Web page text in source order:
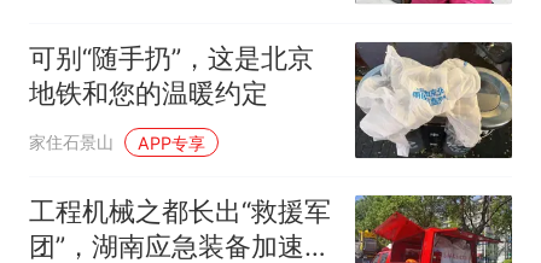
可别“随手扔”，这是北京
地铁和您的温暖约定
家住石景山 APP专享
工程机械之都长出“救援军
团”，湖南应急装备加速崛